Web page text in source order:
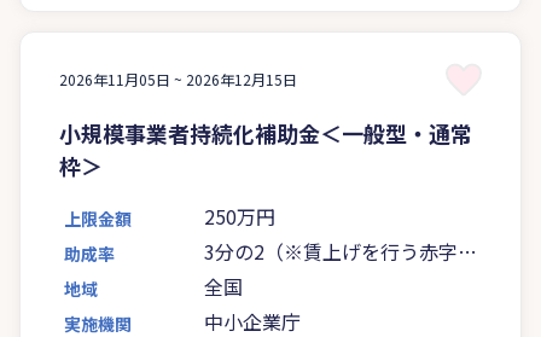
2026年11月05日 ~ 2026年12月15日
小規模事業者持続化補助金＜一般型・通常
枠＞
上限金額 250万円
助成率
3分の2（※賃上げを行う赤字事
業者は4分の3に引き上げ）
地域 全国
実施機関 中小企業庁